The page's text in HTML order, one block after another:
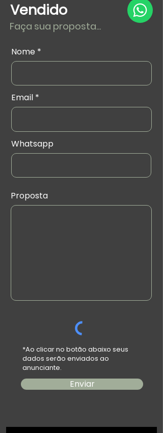
Vendido
Faça sua proposta...
Nome
Email
Whatsapp
Proposta
*Ao clicar no botão abaixo seus
dados serão enviados ao
anunciante.
Enviar